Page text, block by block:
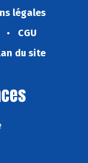
légales
CGU
du site